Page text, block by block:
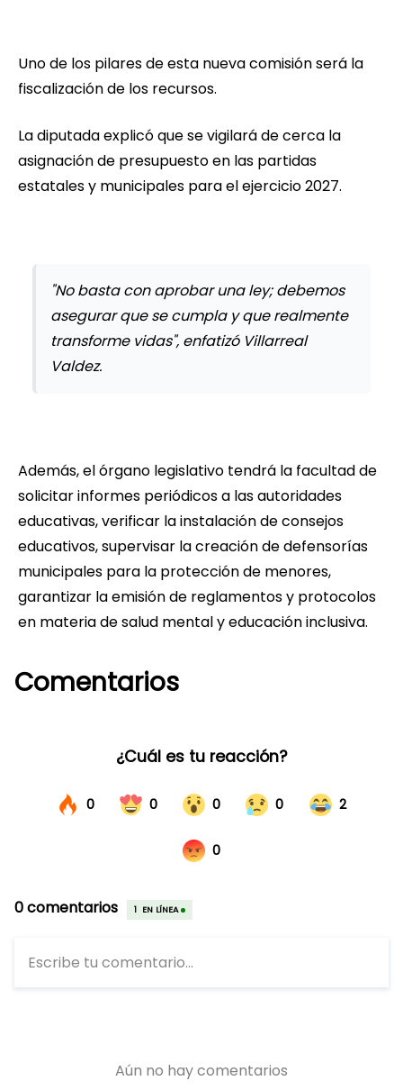
Uno de los pilares de esta nueva comisión será la
fiscalización de los recursos.
La diputada explicó que se vigilará de cerca la
asignación de presupuesto en las partidas
estatales y municipales para el ejercicio 2027.
"No basta con aprobar una ley; debemos
asegurar que se cumpla y que realmente
transforme vidas", enfatizó Villarreal
Valdez.
Además, el órgano legislativo tendrá la facultad de
solicitar informes periódicos a las autoridades
educativas, verificar la instalación de consejos
educativos, supervisar la creación de defensorías
municipales para la protección de menores,
garantizar la emisión de reglamentos y protocolos
en materia de salud mental y educación inclusiva.
Comentarios